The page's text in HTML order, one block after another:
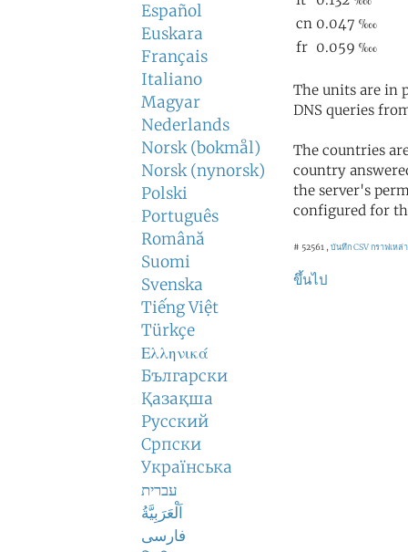
Español
Euskara
Français
Italiano
Magyar
Nederlands
Norsk (bokmål)
Norsk (nynorsk)
Polski
Português
Română
Suomi
Svenska
Tiếng Việt
Türkçe
Ελληνικά
Български
Қазақша
Русский
Српски
Українська
עברית
اَلْعَرَبِيَّةُ
فارسی
The units are in
DNS queries
The countries
country
the server's
configured for
# 52561 , บันทึก CSVกราฟเหล่
ขึ้นไป